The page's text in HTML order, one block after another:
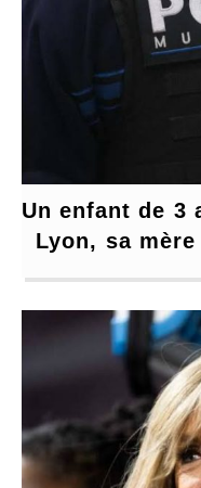
Un enfant de 3
Lyon, sa